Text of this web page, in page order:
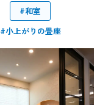
#和室
#小上がりの畳座